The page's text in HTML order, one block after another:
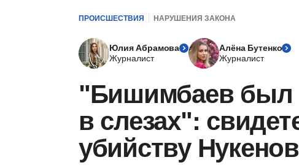
ПРОИСШЕСТВИЯ НАРУШЕНИЯ ЗАКОНА
Юлия Абрамова
Журналист
Алёна Бутенко
Журналист
"Бишимбаев был
в слезах":
убийству